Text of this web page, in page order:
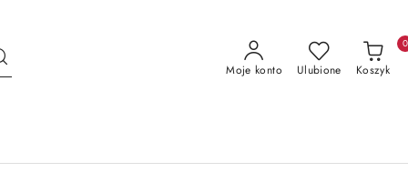
Moje konto Ulubione Koszyk
0